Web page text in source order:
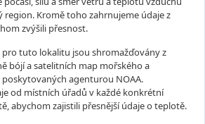
region. Kromě toho zahrnujeme údaje z
zvýšili přesnost.
tuto lokalitu jsou shromažďovány z
bójí a satelitních map mořského a
agenturou NOAA.
od místních úřadů v každé konkrétní
abychom zajistili přesnější údaje o teplotě.